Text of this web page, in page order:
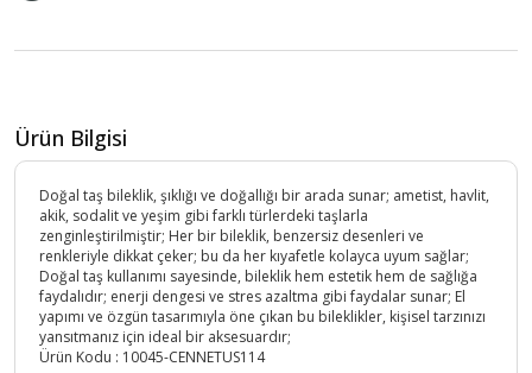
Ürün Bilgisi
Doğal taş bileklik, şıklığı ve doğallığı bir arada sunar; ametist, havlit,
akik, sodalit ve yeşim gibi farklı türlerdeki taşlarla
zenginleştirilmiştir; Her bir bileklik, benzersiz desenleri ve
renkleriyle dikkat çeker; bu da her kıyafetle kolayca uyum sağlar;
Doğal taş kullanımı sayesinde, bileklik hem estetik hem de sağlığa
faydalıdır; enerji dengesi ve stres azaltma gibi faydalar sunar; El
yapımı ve özgün tasarımıyla öne çıkan bu bileklikler, kişisel tarzınızı
yansıtmanız için ideal bir aksesuardır;
Ürün Kodu : 10045-CENNETUS114